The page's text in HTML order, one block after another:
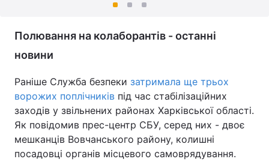
Полювання на колаборантів - останні
новини
Раніше Служба безпеки затримала ще трьох
ворожих поплічників під час стабілізаційних
заходів у звільнених районах Харківської області.
Як повідомив прес-центр СБУ, серед них - двоє
мешканців Вовчанського району, колишні
посадовці органів місцевого самоврядування.